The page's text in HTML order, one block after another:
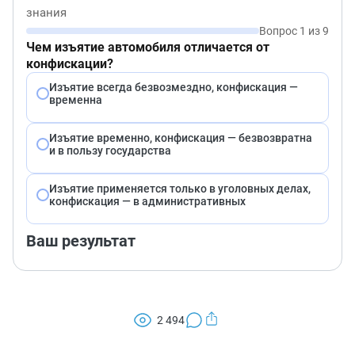
знания
Вопрос 1 из 9
Чем изъятие автомобиля отличается от
конфискации?
Изъятие всегда безвозмездно, конфискация —
временна
Изъятие временно, конфискация — безвозвратна
и в пользу государства
Изъятие применяется только в уголовных делах,
конфискация — в административных
Ваш результат
2 494